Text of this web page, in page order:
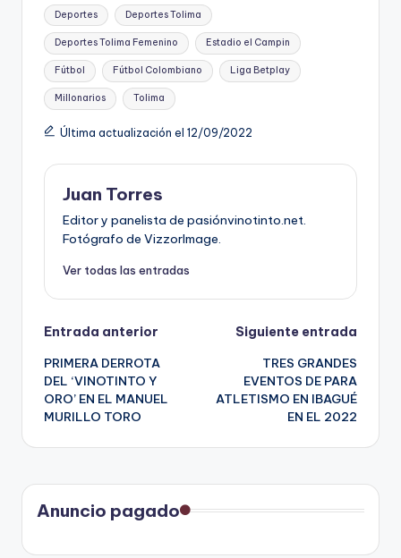
Etiquetas:
Deportes Deportes Tolima
Deportes Tolima Femenino Estadio el Campin
Fútbol Fútbol Colombiano Liga Betplay
Millonarios Tolima
Última actualización el 12/09/2022
Juan Torres
Editor y panelista de pasiónvinotinto.net.
Fotógrafo de VizzorImage.
Ver todas las entradas
Navegación
de
entradas
Entrada anterior
PRIMERA DERROTA
DEL ‘VINOTINTO Y
ORO’ EN EL MANUEL
MURILLO TORO
Siguiente entrada
TRES GRANDES
EVENTOS DE PARA
ATLETISMO EN IBAGUÉ
EN EL 2022
Anuncio pagado